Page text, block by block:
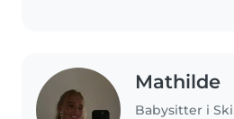
tegne og at
Mathilde
Babysitter i